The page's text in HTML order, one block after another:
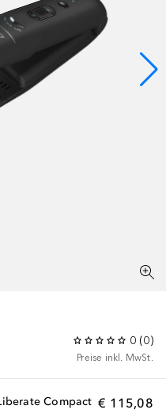
0 (0)
Preise inkl. MwSt.
€ 115,08
Compact